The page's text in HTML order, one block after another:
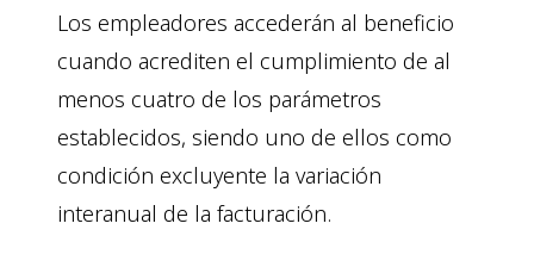
Los empleadores accederán al beneficio
cuando acrediten el cumplimiento de al
menos cuatro de los parámetros
establecidos, siendo uno de ellos como
condición excluyente la variación
interanual de la facturación.